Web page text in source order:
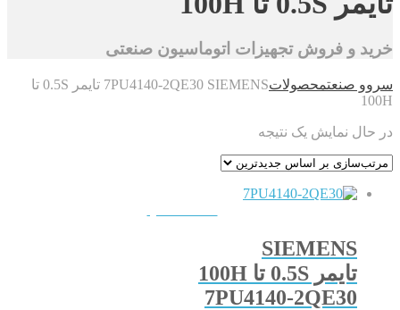
خرید و فروش تجهیزات اتوماسیون صنعتی
سروو صنعتمحصولات
7PU4140-2QE30 SIEMENS تایمر 0.5S تا
100H
در حال نمایش یک نتیجه
SIEMENS
تایمر 0.5S تا 100H
7PU4140-2QE30